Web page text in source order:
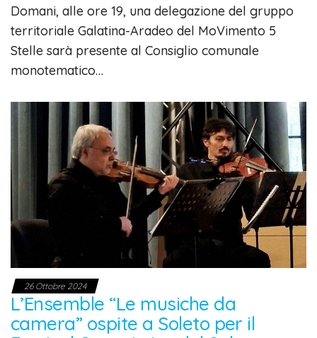
Domani, alle ore 19, una delegazione del gruppo
territoriale Galatina-Aradeo del MoVimento 5
Stelle sarà presente al Consiglio comunale
monotematico…
26 Ottobre 2024
L’Ensemble “Le musiche da
camera” ospite a Soleto per il